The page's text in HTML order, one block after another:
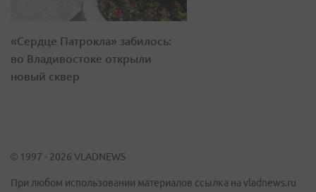
«Сердце Патрокла» забилось:
во Владивостоке открыли
новый сквер
© 1997 - 2026 VLADNEWS
При любом использовании материалов ссылка на vladnews.ru